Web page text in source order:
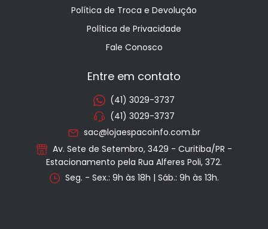
Política de Troca e Devolução
Política de Privacidade
Fale Conosco
Entre em contato
(41) 3029-3737
(41) 3029-3737
sac@lojaespacoinfo.com.br
Av. Sete de Setembro, 3429 - Curitiba/PR -
Estacionamento pela Rua Alferes Poli, 372.
Seg. - Sex.: 9h às 18h | Sáb.: 9h às 13h.